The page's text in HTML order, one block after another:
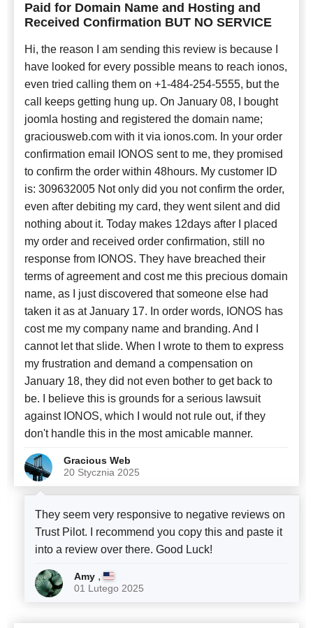
Paid for Domain Name and Hosting and
Received Confirmation BUT NO SERVICE
Hi, the reason I am sending this review is because I
have looked for every possible means to reach ionos,
even tried calling them on +1-484-254-5555, but the
call keeps getting hung up. On January 08, I bought
joomla hosting and registered the domain name;
graciousweb.com with it via ionos.com. In your order
confirmation email IONOS sent to me, they promised
to confirm the order within 48hours. My customer ID
is: 309632005 Not only did you not confirm the order,
even after debiting my card, they went silent and did
nothing about it. Today makes 12days after I placed
my order and received order confirmation, still no
response from IONOS. They have breached their
terms of agreement and cost me this precious domain
name, as I just discovered that someone else had
taken it as at January 17. In order words, IONOS has
cost me my company name and branding. And I
cannot let that slide. When I wrote to them to express
my frustration and demand a compensation on
January 18, they did not even bother to get back to
be. I believe this is grounds for a serious lawsuit
against IONOS, which I would not rule out, if they
don't handle this in the most amicable manner.
Gracious Web
20 Stycznia 2025
They seem very responsive to negative reviews on
Trust Pilot. I recommend you copy this and paste it
into a review over there. Good Luck!
Amy ,
01 Lutego 2025